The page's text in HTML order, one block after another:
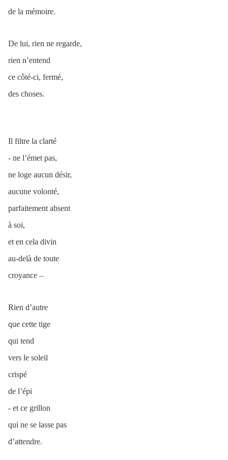
de la mémoire.
De lui, rien ne regarde,
rien n’entend
ce côté-ci, fermé,
des choses.
Il filtre la clarté
- ne l’émet pas,
ne loge aucun désir,
aucune volonté,
parfaitement absent
à soi,
et en cela divin
au-delà de toute
croyance –
Rien d’autre
que cette tige
qui tend
vers le soleil
crispé
de l’épi
- et ce grillon
qui ne se lasse pas
d’attendre.